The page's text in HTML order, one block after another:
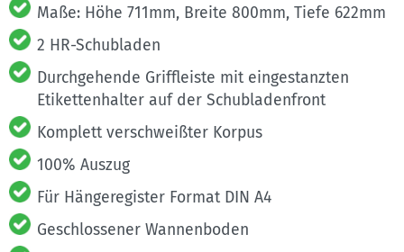
Maße: Höhe 711mm, Breite 800mm, Tiefe 622mm
2 HR-Schubladen
Durchgehende Griffleiste mit eingestanzten
Etikettenhalter auf der Schubladenfront
Komplett verschweißter Korpus
100% Auszug
Für Hängeregister Format DIN A4
Geschlossener Wannenboden